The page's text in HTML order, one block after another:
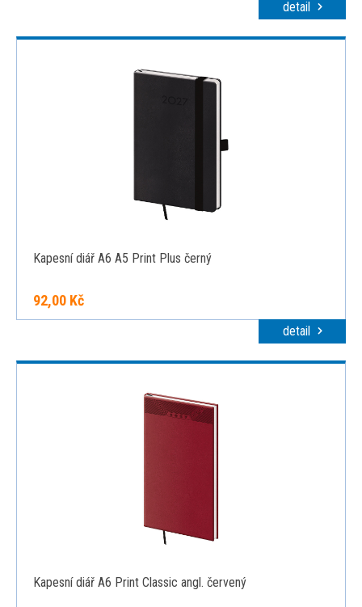
detail
Kapesní diář A6 A5 Print Plus černý
92,00 Kč
detail
Kapesní diář A6 Print Classic angl. červený